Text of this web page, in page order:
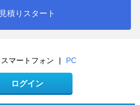
見積りスタート
スマートフォン | PC
ログイン